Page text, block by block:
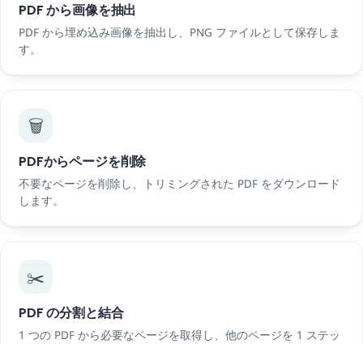
PDF から画像を抽出
PDF から埋め込み画像を抽出し、PNG ファイルとして保存しま
す。
🗑️
PDFからページを削除
不要なページを削除し、トリミングされた PDF をダウンロード
します。
✂️
PDF の分割と結合
1 つの PDF から必要なページを取得し、他のページを 1 ステッ